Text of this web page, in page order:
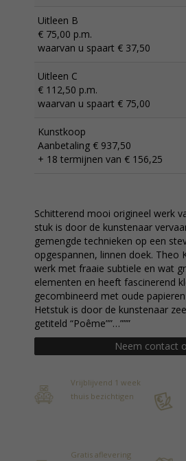
Uitleen B
€ 75,00 p.m.
waarvan u spaart € 37,50
Uitleen C
€ 112,50 p.m.
waarvan u spaart € 75,00
Kunstkoop
Aanbetaling € 937,50
+ 18 termijnen van € 156,25
Schitterend mooi origineel werk
stuk is door de kunstenaar
gemengde technieken op een
opgespannen, linnen doek. Theo
werk met fraaie subtiele en wat
elementen en heeft fascinerend
gecombineerd met oude
Hetstuk is door de kunstenaar
getiteld “Poême””…”””
Neem contact
Vrijblijvend 1 week
thuis bezichtigen
Gratis aflevering